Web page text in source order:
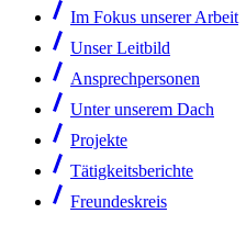
Im Fokus unserer Arbeit
Unser Leitbild
Ansprechpersonen
Unter unserem Dach
Projekte
Tätigkeitsberichte
Freundeskreis